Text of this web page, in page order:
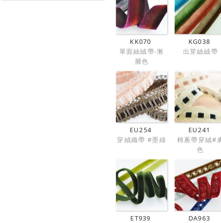
KK070
單面絲絨帶-漸
層色
KG038
出芽絲絨帶
EU254
穿絨織帶 #墨綠
EU241
棉蔥帶穿絨#
色
ET939
DA963